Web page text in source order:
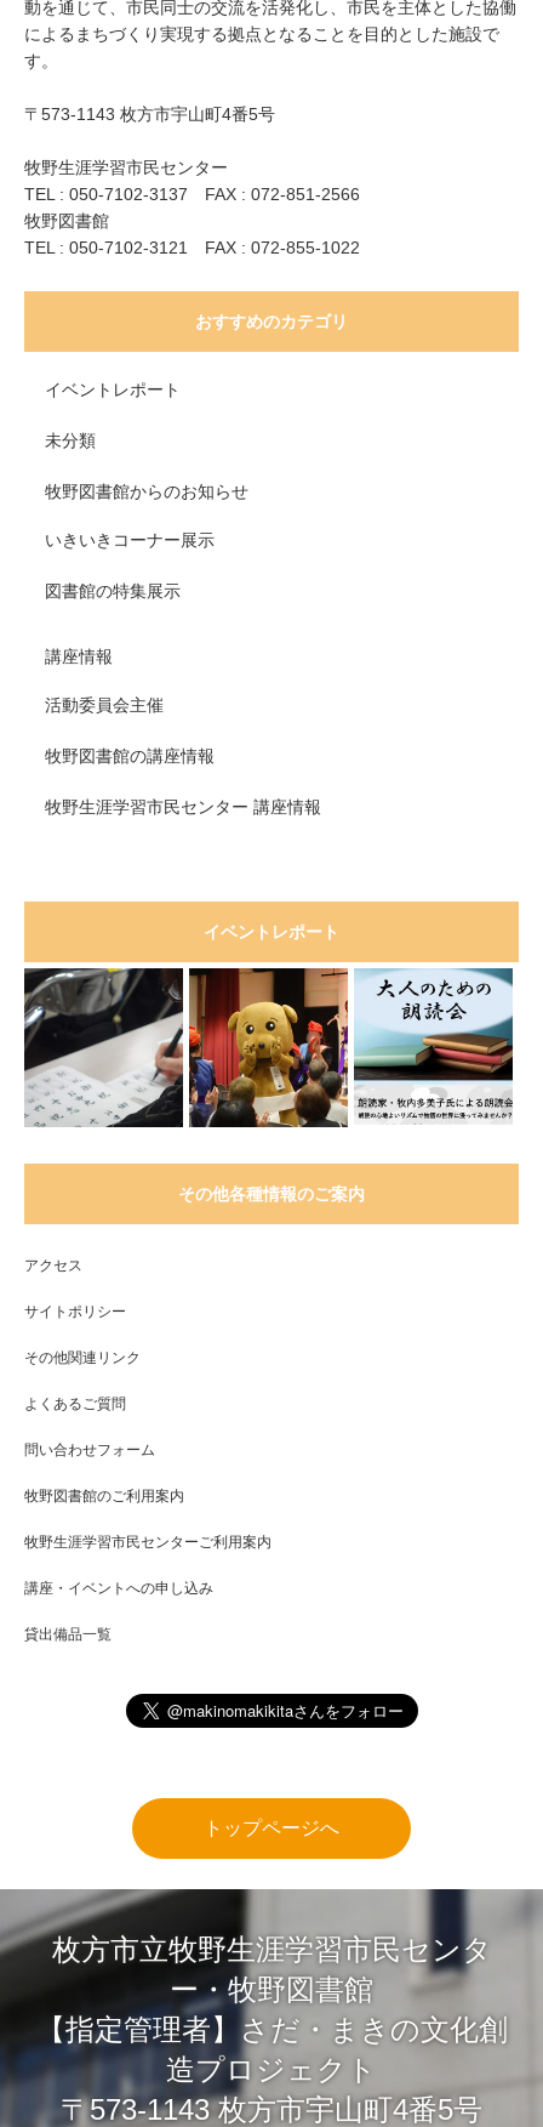
動を通じて、市民同士の交流を活発化し、市民を主体とした協働
によるまちづくり実現する拠点となることを目的とした施設で
す。
〒573-1143 枚方市宇山町4番5号
牧野生涯学習市民センター
TEL : 050-7102-3137 FAX : 072-851-2566
牧野図書館
TEL : 050-7102-3121 FAX : 072-855-1022
おすすめのカテゴリ
イベントレポート
未分類
牧野図書館からのお知らせ
いきいきコーナー展示
図書館の特集展示
講座情報
活動委員会主催
牧野図書館の講座情報
牧野生涯学習市民センター 講座情報
イベントレポート
その他各種情報のご案内
アクセス
サイトポリシー
その他関連リンク
よくあるご質問
問い合わせフォーム
牧野図書館のご利用案内
牧野生涯学習市民センターご利用案内
講座・イベントへの申し込み
貸出備品一覧
トップページへ
枚方市立牧野生涯学習市民センタ
ー・牧野図書館
【指定管理者】さだ・まきの文化創
造プロジェクト
〒573-1143 枚方市宇山町4番5号